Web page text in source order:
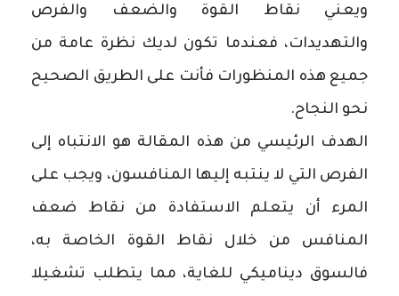
ويعني نقاط القوة والضعف والفرص
والتهديدات، فعندما تكون لديك نظرة عامة من
جميع هذه المنظورات فأنت على الطريق الصحيح
نحو النجاح.
الهدف الرئيسي من هذه المقالة هو الانتباه إلى
الفرص التي لا ينتبه إليها المنافسون، ويجب على
المرء أن يتعلم الاستفادة من نقاط ضعف
المنافس من خلال نقاط القوة الخاصة به،
فالسوق ديناميكي للغاية، مما يتطلب تشغيلا